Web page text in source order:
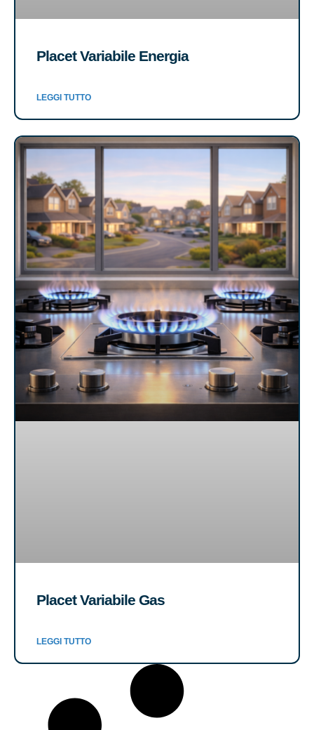
Placet Variabile Energia
LEGGI TUTTO
Placet Variabile Gas
LEGGI TUTTO